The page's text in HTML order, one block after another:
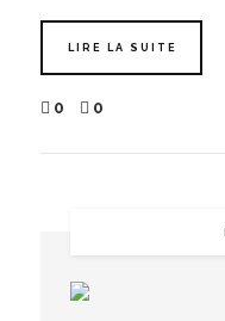
LIRE LA SUITE
0 0